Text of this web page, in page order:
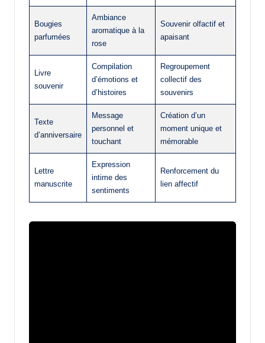
Bougies
parfumées
Ambiance
aromatique à la
rose
Souvenir olfactif et
apaisant
Livre
souvenir
Compilation
d’émotions et
d’histoires
Regroupement
collectif des
souvenirs
Texte
d’anniversaire
Message
personnel et
touchant
Création d’un
moment unique et
mémorable
Lettre
manuscrite
Expression
intime des
sentiments
Renforcement du
lien affectif